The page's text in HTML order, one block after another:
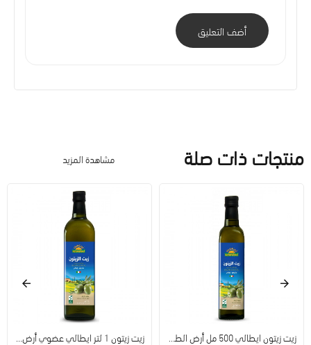
أضف التعليق
منتجات ذات صلة مشاهدة المزيد